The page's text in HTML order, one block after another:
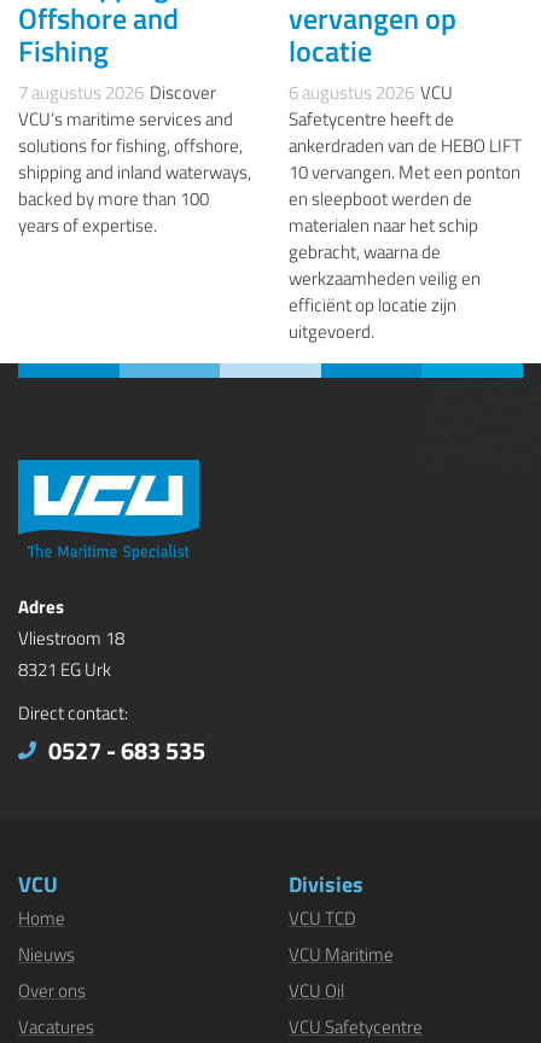
Offshore and
Fishing
7 augustus 2026 Discover
VCU’s maritime services and
solutions for fishing, offshore,
shipping and inland waterways,
backed by more than 100
years of expertise.
vervangen op
locatie
6 augustus 2026 VCU
Safetycentre heeft de
ankerdraden van de HEBO LIFT
10 vervangen. Met een ponton
en sleepboot werden de
materialen naar het schip
gebracht, waarna de
werkzaamheden veilig en
efficiënt op locatie zijn
uitgevoerd.
Adres
Vliestroom 18
8321 EG Urk
Direct contact:
0527 - 683 535
VCU
Home
Nieuws
Over ons
Vacatures
Divisies
VCU TCD
VCU Maritime
VCU Oil
VCU Safetycentre